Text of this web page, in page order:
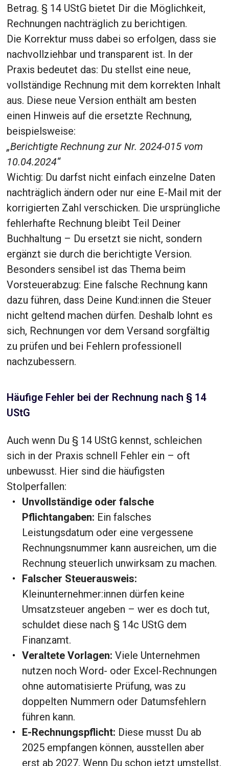
Betrag. § 14 UStG bietet Dir die Möglichkeit,
Rechnungen nachträglich zu berichtigen.
Die Korrektur muss dabei so erfolgen, dass sie
nachvollziehbar und transparent ist. In der
Praxis bedeutet das: Du stellst eine neue,
vollständige Rechnung mit dem korrekten Inhalt
aus. Diese neue Version enthält am besten
einen Hinweis auf die ersetzte Rechnung,
beispielsweise:
„Berichtigte Rechnung zur Nr. 2024-015 vom
10.04.2024“
Wichtig: Du darfst nicht einfach einzelne Daten
nachträglich ändern oder nur eine E-Mail mit der
korrigierten Zahl verschicken. Die ursprüngliche
fehlerhafte Rechnung bleibt Teil Deiner
Buchhaltung – Du ersetzt sie nicht, sondern
ergänzt sie durch die berichtigte Version.
Besonders sensibel ist das Thema beim
Vorsteuerabzug: Eine falsche Rechnung kann
dazu führen, dass Deine Kund:innen die Steuer
nicht geltend machen dürfen. Deshalb lohnt es
sich, Rechnungen vor dem Versand sorgfältig
zu prüfen und bei Fehlern professionell
nachzubessern.
Häufige Fehler bei der Rechnung nach § 14
UStG
Auch wenn Du § 14 UStG kennst, schleichen
sich in der Praxis schnell Fehler ein – oft
unbewusst. Hier sind die häufigsten
Stolperfallen:
Unvollständige oder falsche
Pflichtangaben: Ein falsches
Leistungsdatum oder eine vergessene
Rechnungsnummer kann ausreichen, um die
Rechnung steuerlich unwirksam zu machen.
Falscher Steuerausweis:
Kleinunternehmer:innen dürfen keine
Umsatzsteuer angeben – wer es doch tut,
schuldet diese nach § 14c UStG dem
Finanzamt.
Veraltete Vorlagen: Viele Unternehmen
nutzen noch Word- oder Excel-Rechnungen
ohne automatisierte Prüfung, was zu
doppelten Nummern oder Datumsfehlern
führen kann.
E-Rechnungspflicht: Diese musst Du ab
2025 empfangen können, ausstellen aber
erst ab 2027. Wenn Du schon jetzt umstellst,